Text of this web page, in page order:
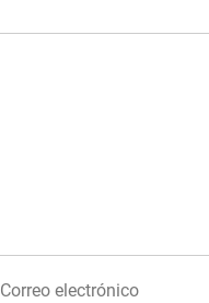
Correo electrónico